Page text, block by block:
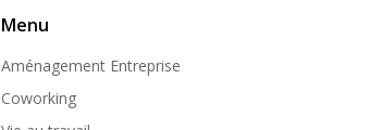
Menu
Aménagement Entreprise
Coworking